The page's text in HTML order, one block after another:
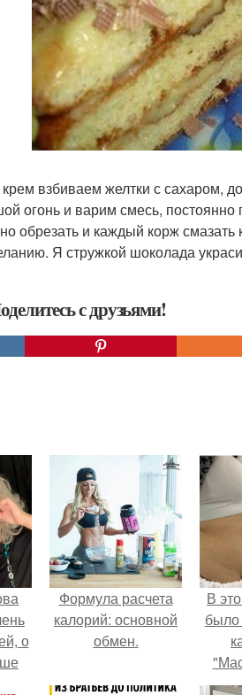
крем взбиваем желтки с
огонь и варим смесь, постоянно
обрезать и каждый корж смазать
Я стружкой шоколада
с друзьями!
о
Формула расчета
калорий: основной
обмен.
В
было